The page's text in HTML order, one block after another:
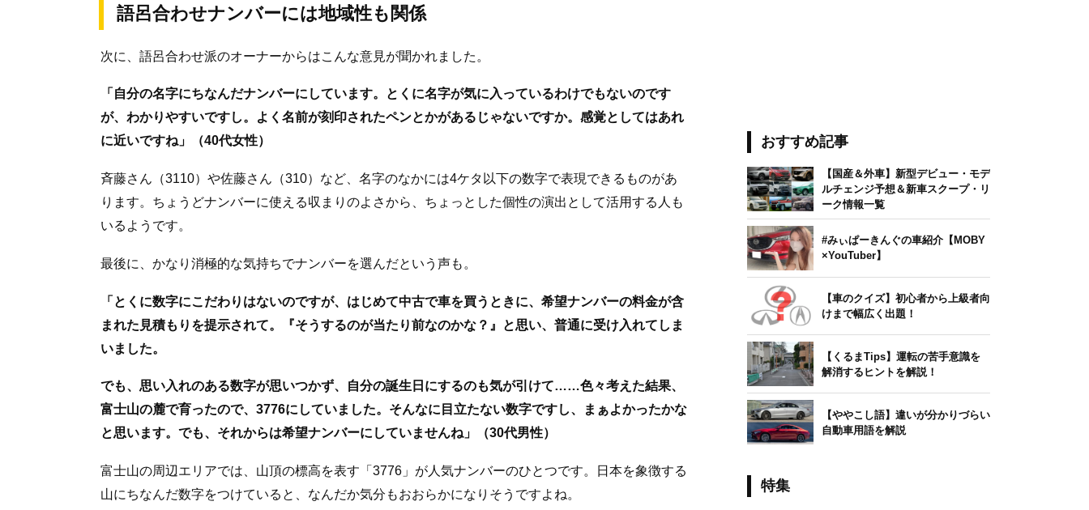
語呂合わせナンバーには地域性も関係
次に、語呂合わせ派のオーナーからはこんな意見が聞かれました。
「自分の名字にちなんだナンバーにしています。とくに名字が気に入っているわけでもないのです
が、わかりやすいですし。よく名前が刻印されたペンとかがあるじゃないですか。感覚としてはあれ
に近いですね」（40代女性）
斉藤さん（3110）や佐藤さん（310）など、名字のなかには4ケタ以下の数字で表現できるものがあ
ります。ちょうどナンバーに使える収まりのよさから、ちょっとした個性の演出として活用する人も
いるようです。
最後に、かなり消極的な気持ちでナンバーを選んだという声も。
「とくに数字にこだわりはないのですが、はじめて中古で車を買うときに、希望ナンバーの料金が含
まれた見積もりを提示されて。『そうするのが当たり前なのかな？』と思い、普通に受け入れてしま
いました。
でも、思い入れのある数字が思いつかず、自分の誕生日にするのも気が引けて……色々考えた結果、
富士山の麓で育ったので、3776にしていました。そんなに目立たない数字ですし、まぁよかったかな
と思います。でも、それからは希望ナンバーにしていませんね」（30代男性）
富士山の周辺エリアでは、山頂の標高を表す「3776」が人気ナンバーのひとつです。日本を象徴する
山にちなんだ数字をつけていると、なんだか気分もおおらかになりそうですよね。
おすすめ記事
【国産＆外車】新型デビュー・モデ
ルチェンジ予想＆新車スクープ・リ
ーク情報一覧
#みぃぱーきんぐの車紹介【MOBY
×YouTuber】
【車のクイズ】初心者から上級者向
けまで幅広く出題！
【くるまTips】運転の苦手意識を
解消するヒントを解説！
【ややこし語】違いが分かりづらい
自動車用語を解説
特集